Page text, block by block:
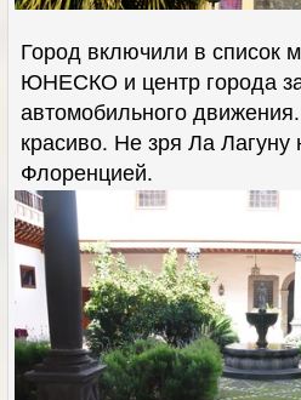
Город включили в список
ЮНЕСКО и центр города
автомобильного
красиво. Не зря Ла
Флоренцией.